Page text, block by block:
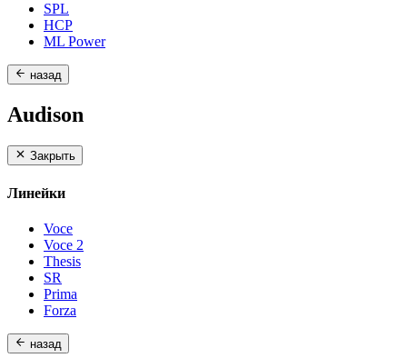
SPL
HCP
ML Power
назад
Audison
Закрыть
Линейки
Voce
Voce 2
Thesis
SR
Prima
Forza
назад